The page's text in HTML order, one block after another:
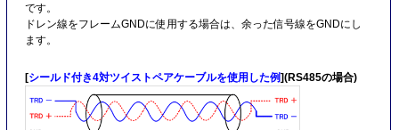
です。
ドレン線をフレームGNDに使用する場合は、余った信号線をGNDにし
ます。
[シールド付き4対ツイストペアケーブルを使用した例](RS485の場合)